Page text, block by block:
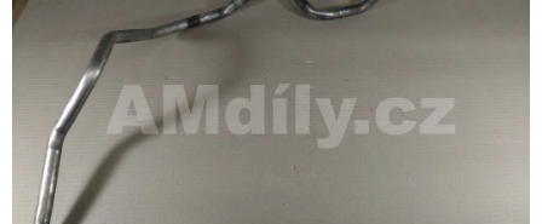
5
hvězdiček.